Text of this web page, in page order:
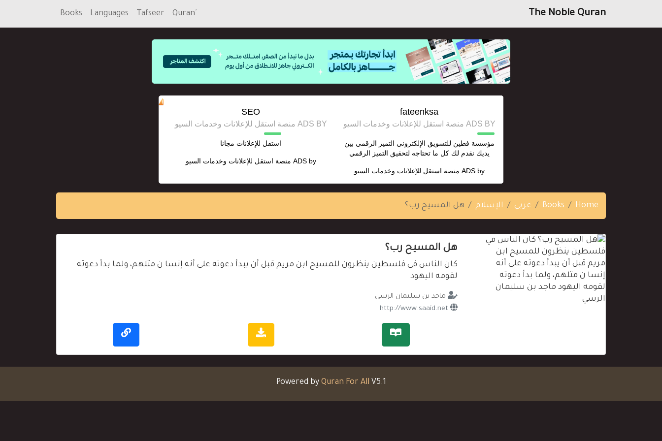
The Noble Quran
Tafseer
Languages
Books
fateenksa
ADS BY منصة استقل للإعلانات وخدمات السيو
مؤسسة فطين للتسويق الإلكتروني التميز الرقمي بين
يديك نقدم لك كل ما تحتاجه لتحقيق التميز الرقمي
ADS by منصة استقل للإعلانات وخدمات السيو
SEO
ADS BY منصة استقل للإعلانات وخدمات السيو
استقل للإعلانات مجانا
ADS by منصة استقل للإعلانات وخدمات السيو
Home
Books عربي الإسلام هل المسيح رب؟
هل المسيح رب؟
كان الناس في فلسطين ينظرون للمسيح ابن مريم قبل أن يبدأ دعوته على أنه إنسا ن مثلهم، ولما بدأ دعوته
لقومه اليهود
ماجد بن سليمان الرسي
http://www.saaid.net
Powered by Quran For All V5.1